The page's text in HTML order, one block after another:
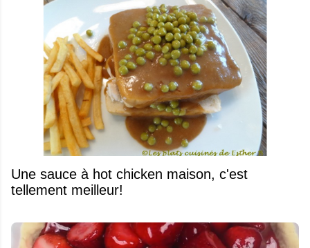
Une sauce à hot chicken maison, c'est
tellement meilleur!